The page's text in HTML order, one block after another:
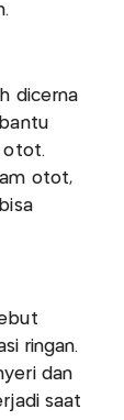
dicerna
otot.
otot,
ringan.
dan
saat